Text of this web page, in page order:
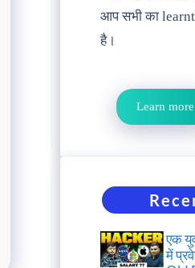
आप सभी का
है।
Learn more
एक
में